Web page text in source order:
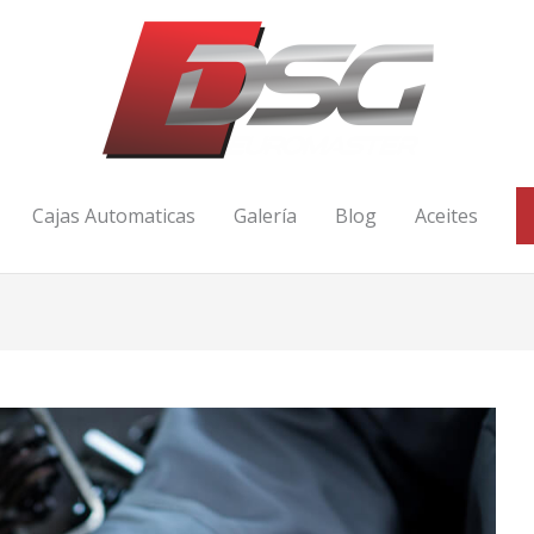
Cajas Automaticas Galería Blog Aceites